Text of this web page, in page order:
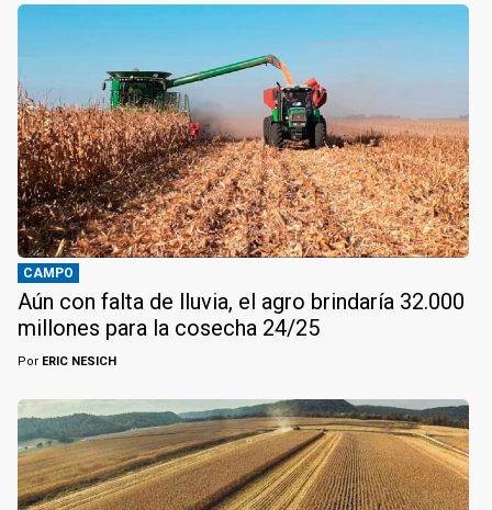
CAMPO
Aún con falta de lluvia, el agro brindaría 32.000
millones para la cosecha 24/25
Por ERIC NESICH